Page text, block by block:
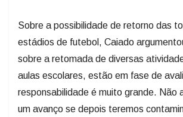
Sobre a possibilidade de retorno das
estádios de futebol, Caiado
sobre a retomada de diversas
aulas escolares, estão em fase de
responsabilidade é muito grande. Não
um avanço se depois teremos